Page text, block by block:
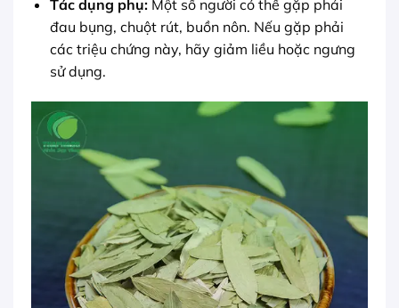
Tác dụng phụ:Một số người có thể gặp phải
đau bụng, chuột rút, buồn nôn. Nếu gặp phải
các triệu chứng này, hãy giảm liều hoặc ngưng
sử dụng.